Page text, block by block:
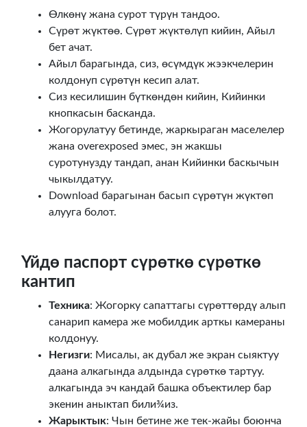
Өлкөнү жана сурот түрүн тандоо.
Сүрөт жүктөө. Сүрөт жүктөлүп кийин, Айыл
бет ачат.
Айыл барагында, сиз, өсүмдүк жээкчелерин
колдонуп сүрөтүн кесип алат.
Сиз кесилишин бүткөндөн кийин, Кийинки
кнопкасын басканда.
Жогорулатуу бетинде, жаркыраган маселелер
жана overexposed эмес, эн жакшы
суротунузду тандап, анан Кийинки баскычын
чыкылдатуу.
Download барагынан басып сүрөтүн жүктөп
алууга болот.
Үйдө паспорт сүрөткө сүрөткө
кантип
Техника: Жогорку сапаттагы сүрөттөрдү алып
санарип камера же мобилдик арткы камераны
колдонуу.
Негизги: Мисалы, ак дубал же экран сыяктуу
даана алкагында алдында сүрөткө тартуу.
алкагында эч кандай башка объектилер бар
экенин аныктап били¾из.
Жарыктык: Чын бетине же тек-жайы боюнча